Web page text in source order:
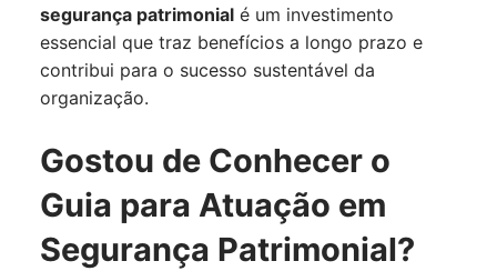
segurança patrimonial é um investimento
essencial que traz benefícios a longo prazo e
contribui para o sucesso sustentável da
organização.
Gostou de Conhecer o
Guia para Atuação em
Segurança Patrimonial?